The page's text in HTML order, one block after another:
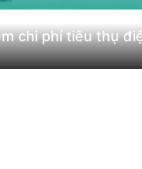
chi phí tiêu thụ